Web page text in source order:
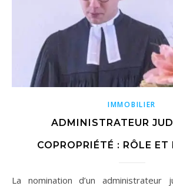
IMMOBILIER
ADMINISTRATEUR
COPROPRIÉTÉ : RÔLE
La nomination d’un administrateur judiciaire dans une